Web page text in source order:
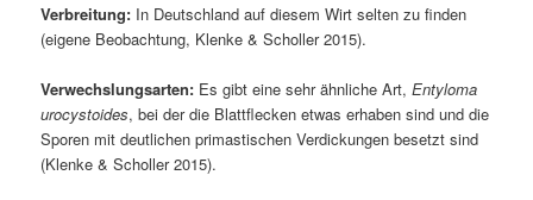
Verbreitung: In Deutschland auf diesem Wirt selten zu finden
(eigene Beobachtung, Klenke & Scholler 2015).
Verwechslungsarten: Es gibt eine sehr ähnliche Art,Entyloma
urocystoides, bei der die Blattflecken etwas erhaben sind und die
Sporen mit deutlichen primastischen Verdickungen besetzt sind
(Klenke & Scholler 2015).